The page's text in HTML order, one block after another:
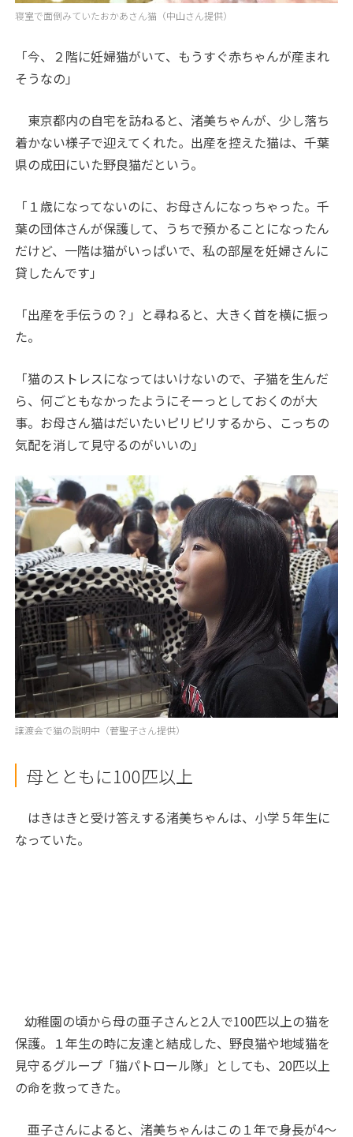
寝室で面倒みていたおかあさん猫（中山さん提供）
「今、２階に妊婦猫がいて、もうすぐ赤ちゃんが産まれ
そうなの」
東京都内の自宅を訪ねると、渚美ちゃんが、少し落ち
着かない様子で迎えてくれた。出産を控えた猫は、千葉
県の成田にいた野良猫だという。
「１歳になってないのに、お母さんになっちゃった。千
葉の団体さんが保護して、うちで預かることになったん
だけど、一階は猫がいっぱいで、私の部屋を妊婦さんに
貸したんです」
「出産を手伝うの？」と尋ねると、大きく首を横に振っ
た。
「猫のストレスになってはいけないので、子猫を生んだ
ら、何ごともなかったようにそーっとしておくのが大
事。お母さん猫はだいたいピリピリするから、こっちの
気配を消して見守るのがいいの」
譲渡会で猫の説明中（菅聖子さん提供）
母とともに100匹以上
はきはきと受け答えする渚美ちゃんは、小学５年生に
なっていた。
幼稚園の頃から母の亜子さんと2人で100匹以上の猫を
保護。１年生の時に友達と結成した、野良猫や地域猫を
見守るグループ「猫パトロール隊」としても、 20匹以上
の命を救ってきた。
亜子さんによると、渚美ちゃんはこの１年で身長が4～